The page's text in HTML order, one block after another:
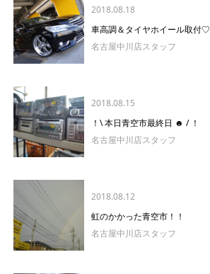
2018.08.18
車高調＆タイヤホイール取付♡
名古屋中川店スタッフ
2018.08.15
！\ 本日青空市最終日 ☻ / ！
名古屋中川店スタッフ
2018.08.12
虹のかかった青空市！！
名古屋中川店スタッフ